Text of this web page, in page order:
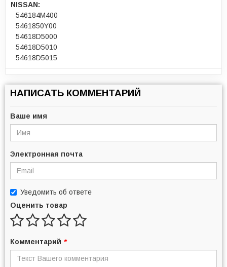
NISSAN:
546184M400
5461850Y00
54618D5000
54618D5010
54618D5015
НАПИСАТЬ КОММЕНТАРИЙ
Ваше имя
Электронная почта
Уведомить об ответе
Оценить товар
Комментарий *